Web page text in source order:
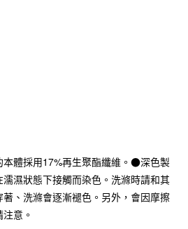
以上)免運費
本體採用17%再生聚酯纖維。●深色製
濕狀態下接觸而染色。洗滌時請和其
、洗滌會逐漸褪色。另外，會因摩擦
意。